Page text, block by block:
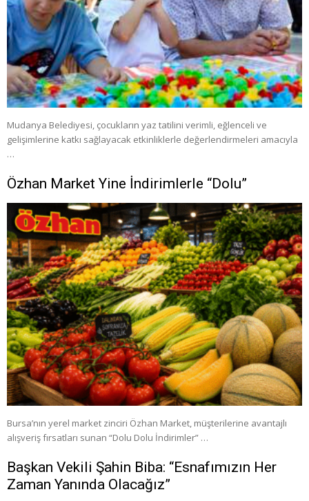
Mudanya Belediyesi, çocukların yaz tatilini verimli, eğlenceli ve
gelişimlerine katkı sağlayacak etkinliklerle değerlendirmeleri amacıyla
…
Özhan Market Yine İndirimlerle “Dolu”
Bursa’nın yerel market zinciri Özhan Market, müşterilerine avantajlı
alışveriş fırsatları sunan “Dolu Dolu İndirimler” …
Başkan Vekili Şahin Biba: “Esnafımızın Her
Zaman Yanında Olacağız”